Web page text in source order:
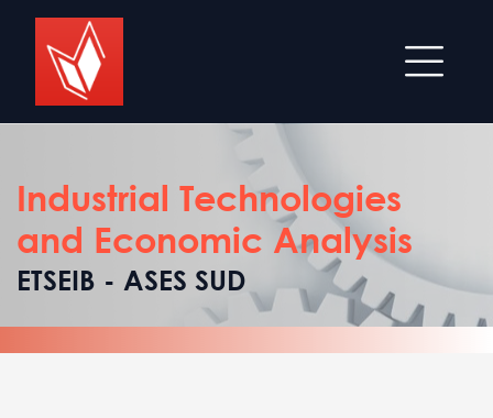
Industrial Technologies
and Economic Analysis
ETSEIB - ASES SUD